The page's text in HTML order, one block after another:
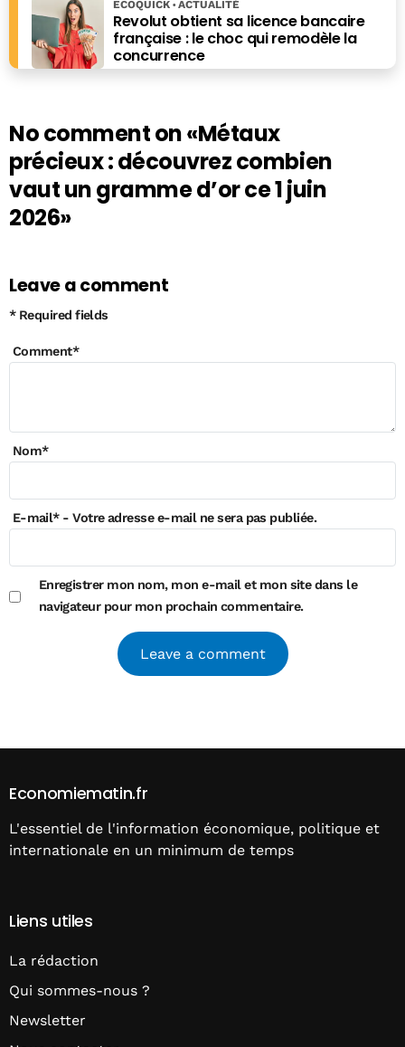
encore du " Guide des bécébranchés" (L'Archipel).
Revolut obtient sa licence bancaire
française : le choc qui remodèle la
concurrence
ECOQUICK ACTUALITÉ
No comment on«Métaux
précieux : découvrez combien
vaut un gramme d’or ce 1 juin
2026»
Leave a comment
* Required fields
Comment*
Nom*
E-mail*- Votre adresse e-mail ne sera pas publiée.
Enregistrer mon nom, mon e-mail et mon site dans le
navigateur pour mon prochain commentaire.
Economiematin.fr
L'essentiel de l'information économique, politique et
internationale en un minimum de temps
Liens utiles
La rédaction
Qui sommes-nous ?
Newsletter